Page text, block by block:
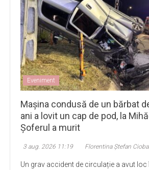
Eveniment
Mașina condusă de un bărbat
ani a lovit un cap de pod, la
Șoferul a murit
3 aug. 2026 11:19 Florentina Ștefan
Un grav accident de circulație a avut loc